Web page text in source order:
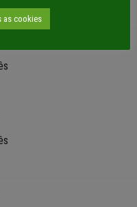
as cookies